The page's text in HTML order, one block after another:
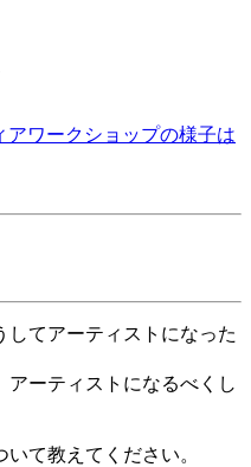
アワークショップの様子は
てアーティストになった
ーティストになるべくし
て教えてください。